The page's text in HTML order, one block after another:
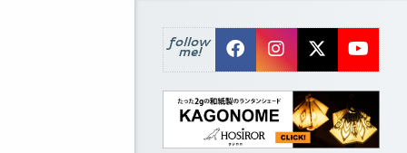
follow
me!